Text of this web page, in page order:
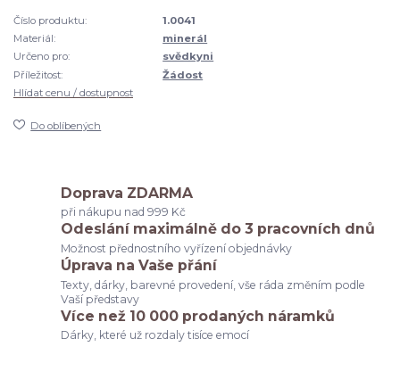
Číslo produktu:
1.0041
Materiál:
minerál
Určeno pro:
svědkyni
Příležitost:
Žádost
Hlídat cenu / dostupnost
Do oblíbených
Doprava ZDARMA
při nákupu nad 999 Kč
Odeslání maximálně do 3 pracovních dnů
Možnost přednostního vyřízení objednávky
Úprava na Vaše přání
Texty, dárky, barevné provedení, vše ráda změním podle
Vaší představy
Více než 10 000 prodaných náramků
Dárky, které už rozdaly tisíce emocí